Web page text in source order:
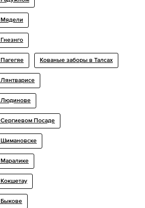
Мядели
Кованые заборы в Талсах
Людинове
Посаде